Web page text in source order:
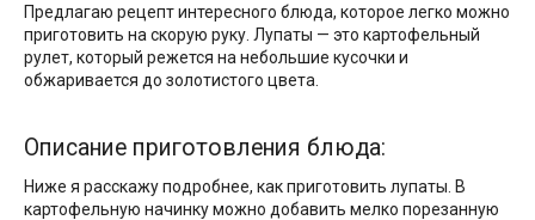
Предлагаю рецепт интересного блюда, которое легко можно
приготовить на скорую руку. Лупаты — это картофельный
рулет, который режется на небольшие кусочки и
обжаривается до золотистого цвета.
Описание приготовления блюда:
Ниже я расскажу подробнее, как приготовить лупаты. В
картофельную начинку можно добавить мелко порезанную